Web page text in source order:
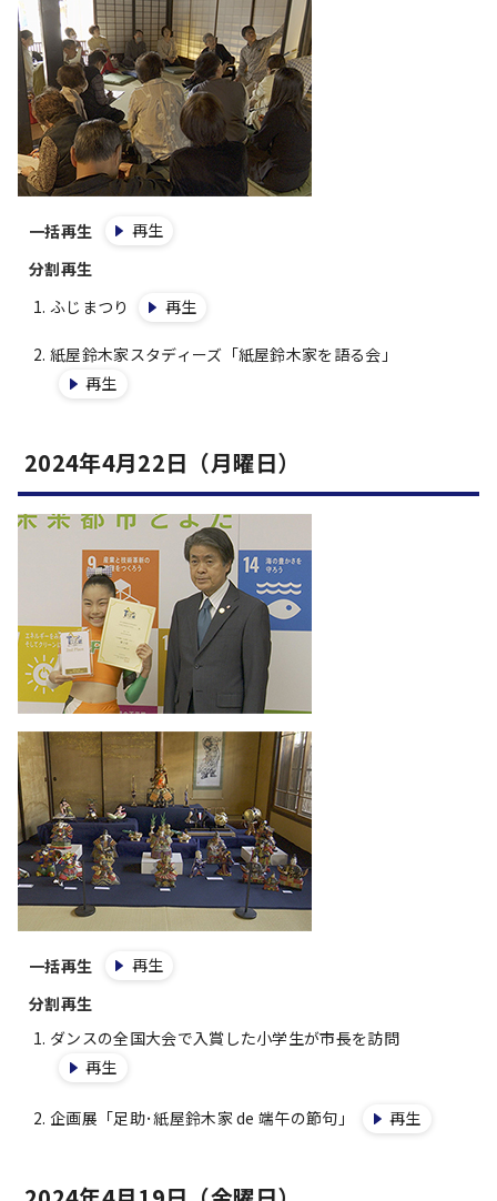
一括再生
再生
分割再生
ふじまつり
再生
紙屋鈴木家スタディーズ「紙屋鈴木家を語る会」
再生
2024年4月22日（月曜日）
一括再生
再生
分割再生
ダンスの全国大会で入賞した小学生が市長を訪問
再生
企画展「足助･紙屋鈴木家 de 端午の節句」 再生